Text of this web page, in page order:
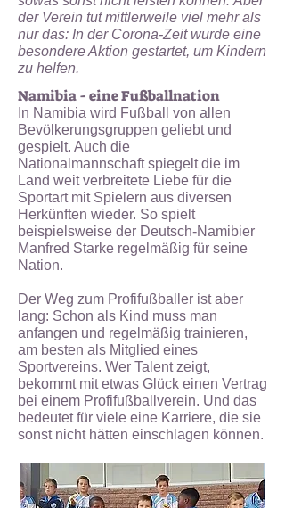
der Verein tut mittlerweile viel mehr als
nur das: In der Corona-Zeit wurde eine
besondere Aktion gestartet, um Kindern
zu helfen.
Namibia - eine Fußballnation​
In Namibia wird Fußball von allen
Bevölkerungsgruppen geliebt und
gespielt. Auch die
Nationalmannschaft spiegelt die im
Land weit verbreitete Liebe für die
Sportart mit Spielern aus diversen
Herkünften wieder. So spielt
beispielsweise der Deutsch-Namibier
Manfred Starke regelmäßig für seine
Nation.
Der Weg zum Profifußballer ist aber
lang: Schon als Kind muss man
anfangen und regelmäßig trainieren,
am besten als Mitglied eines
Sportvereins. Wer Talent zeigt,
bekommt mit etwas Glück einen Vertrag
bei einem Profifußballverein. Und das
bedeutet für viele eine Karriere, die sie
sonst nicht hätten einschlagen können.